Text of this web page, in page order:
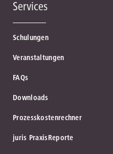
Services
Schulungen
Veranstaltungen
FAQs
Downloads
Prozesskostenrechner
juris PraxisReporte